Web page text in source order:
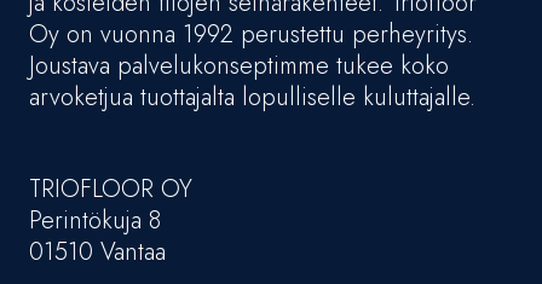
Oy on vuonna 1992 perustettu perheyritys.
Joustava palvelukonseptimme tukee koko
arvoketjua tuottajalta lopulliselle kuluttajalle.
TRIOFLOOR OY
Perintökuja 8
01510 Vantaa